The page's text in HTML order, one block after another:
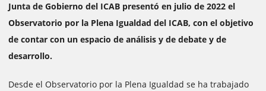
Junta de Gobierno del ICAB presentó en julio de 2022 el
Observatorio por la Plena Igualdad del ICAB, con el objetivo
de contar con un espacio de análisis y de debate y de
desarrollo.
Desde el Observatorio por la Plena Igualdad se ha trabajado